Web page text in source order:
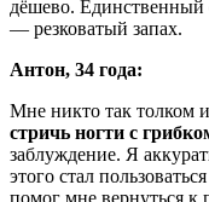
дёшево. Единственный
— резковатый запах.
Антон, 34 года:
Мне никто так толком
стричь ногти с
заблуждение. Я
этого стал